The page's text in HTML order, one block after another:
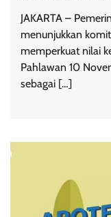
JAKARTA –
menunjukkan
memperkuat nilai
Pahlawan 10
sebagai […]